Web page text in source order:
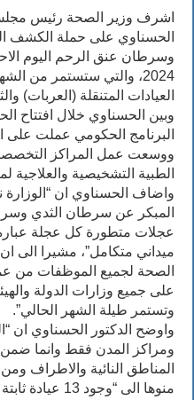
اشرف وزير الصحة رئيس
الحسناوي على حملة الكشف
2024، والتي ستستمر من
العيادات المتنقلة (العربات)
وبين الحسناوي خلال افتتاح
البرنامج الحكومي عملت على
ووسعت عمل المراكز التخصصية
الطبية التشخيصية
واضاف الحسناوي ان
المبكر عن سرطان الثدي
عجلات متطورة كل عجلة
ميداني متكامل”، مشيرا الى
على جميع وزارات الدولة
وتستمر طيلة الشهر الحالي”.
واوضح الدكتور الحسناوي ان
ومراكز المدن فقط وانما
المناطق النائية والاطراف
منوها الى